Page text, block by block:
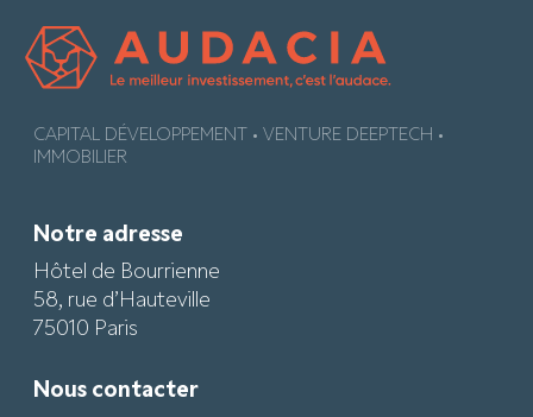
CAPITAL DÉVELOPPEMENT • VENTURE DEEPTECH •
IMMOBILIER
Notre adresse
Hôtel de Bourrienne
58, rue d’Hauteville
75010 Paris
Nous contacter